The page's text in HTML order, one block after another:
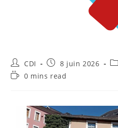
CDI 8 juin 2026
0 mins read